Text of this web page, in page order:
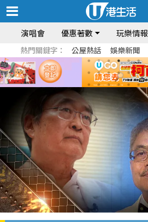
演唱會 優惠著數 玩樂情報
熱門關鍵字： 公屋熱話 娛樂新聞